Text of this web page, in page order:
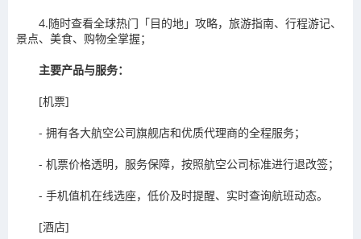
4.随时查看全球热门「目的地」攻略，旅游指南、行程游记、
景点、美食、购物全掌握；
主要产品与服务：
[机票]
- 拥有各大航空公司旗舰店和优质代理商的全程服务；
- 机票价格透明，服务保障，按照航空公司标准进行退改签；
- 手机值机在线选座，低价及时提醒、实时查询航班动态。
[酒店]